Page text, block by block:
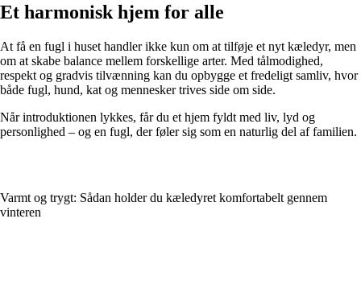
Et harmonisk hjem for alle
At få en fugl i huset handler ikke kun om at tilføje et nyt kæledyr, men
om at skabe balance mellem forskellige arter. Med tålmodighed,
respekt og gradvis tilvænning kan du opbygge et fredeligt samliv, hvor
både fugl, hund, kat og mennesker trives side om side.
Når introduktionen lykkes, får du et hjem fyldt med liv, lyd og
personlighed – og en fugl, der føler sig som en naturlig del af familien.
Varmt og trygt: Sådan holder du kæledyret komfortabelt gennem
vinteren